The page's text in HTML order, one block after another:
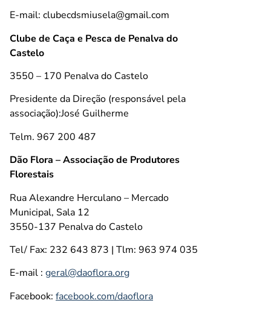
E-mail: clubecdsmiusela@gmail.com
Clube de Caça e Pesca de Penalva do
Castelo
3550 – 170 Penalva do Castelo
Presidente da Direção (responsável pela
associação):José Guilherme
Telm. 967 200 487
Dão Flora – Associação de Produtores
Florestais
Rua Alexandre Herculano – Mercado
Municipal, Sala 12
3550-137 Penalva do Castelo
Tel/ Fax: 232 643 873 | Tlm: 963 974 035
E-mail : geral@daoflora.org
Facebook: facebook.com/daoflora